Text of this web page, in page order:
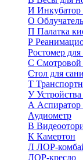
И Инкубатор
О
П Палатка
Р
Ростомер
С Смотровой
Стол для
Т
У
А Аспиратор
Аудиометр
В
К Камертон
Л ЛОР-
ЛОР-кресло